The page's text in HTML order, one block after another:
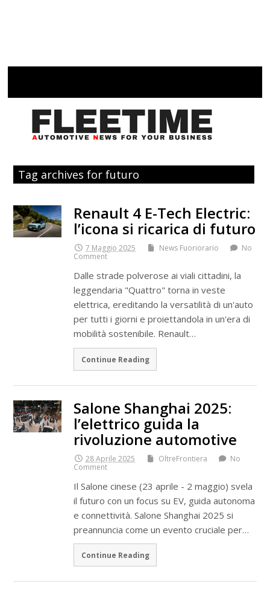
Tag archives for futuro
Renault 4 E-Tech Electric:
l’icona si ricarica di futuro
7 Maggio 2025 News Fuoriorario
No
Comment
Dalle strade polverose ai viali cittadini, la
leggendaria "Quattro" torna in veste
elettrica, ereditando la versatilità di un'auto
per tutti i giorni e proiettandola in un'era di
mobilità sostenibile. Renault…
Continue Reading
Salone Shanghai 2025:
l’elettrico guida la
rivoluzione automotive
28 Aprile 2025 OltreFrontiera
No
Comment
Il Salone cinese (23 aprile - 2 maggio) svela
il futuro con un focus su EV, guida autonoma
e connettività. Salone Shanghai 2025 si
preannuncia come un evento cruciale per…
Continue Reading